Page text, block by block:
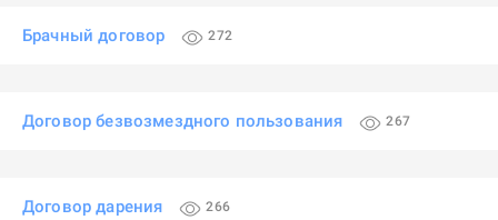
Брачный договор 272
Договор безвозмездного пользования 267
Договор дарения 266